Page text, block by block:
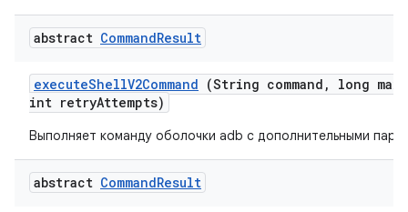
abstract CommandResult
executeShellV2Command (String command , long max
int retryAttempts)
Выполняет команду оболочки adb с дополнительными
abstract CommandResult